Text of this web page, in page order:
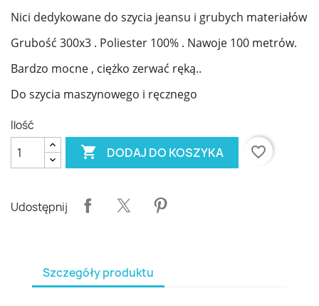
Nici dedykowane do szycia jeansu i grubych materiałów
Grubość 300x3 . Poliester 100% . Nawoje 100 metrów.
Bardzo mocne , ciężko zerwać ręką..
Do szycia maszynowego i ręcznego
Ilość
 DODAJ DO KOSZYKA favorite_border
Udostępnij
Szczegóły produktu